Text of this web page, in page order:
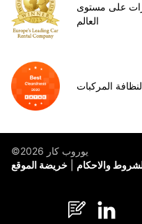
على مستوى
العالم
©يوروب كار 2026
خريضة الموقع
والاحكام